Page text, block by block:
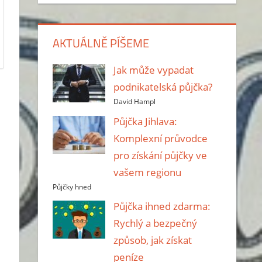
AKTUÁLNĚ PÍŠEME
Jak může vypadat
podnikatelská půjčka?
David Hampl
Půjčka Jihlava:
Komplexní průvodce
pro získání půjčky ve
vašem regionu
Půjčky hned
Půjčka ihned zdarma:
Rychlý a bezpečný
způsob, jak získat
peníze